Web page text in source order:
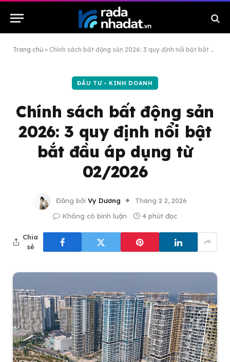
Trang chủ » Chính sách bất động sản 2026: 3 quy định nổi bật bắt đầu áp dụng từ 02/2026
ĐẦU TƯ - KINH DOANH
Chính sách bất động sản
2026: 3 quy định nổi bật
bắt đầu áp dụng từ
02/2026
Đăng bởi Vy Dương
Tháng 2 2, 2026
Không có bình luận
4 phút đọc
Chia
sẻ